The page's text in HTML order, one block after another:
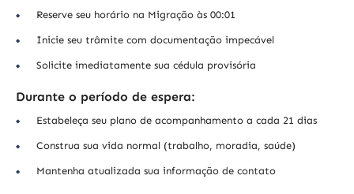
Reserve seu horário na Migração às 00:01
Inicie seu trâmite com documentação impecável
Solicite imediatamente sua cédula provisória
Durante o período de espera:
Estabeleça seu plano de acompanhamento a cada 21 dias
Construa sua vida normal (trabalho, moradia, saúde)
Mantenha atualizada sua informação de contato